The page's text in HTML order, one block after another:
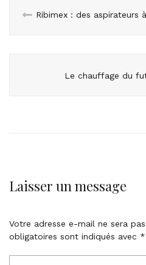
Le chauffage du
Laisser un message
Votre adresse e-mail ne sera
obligatoires sont indiqués avec *